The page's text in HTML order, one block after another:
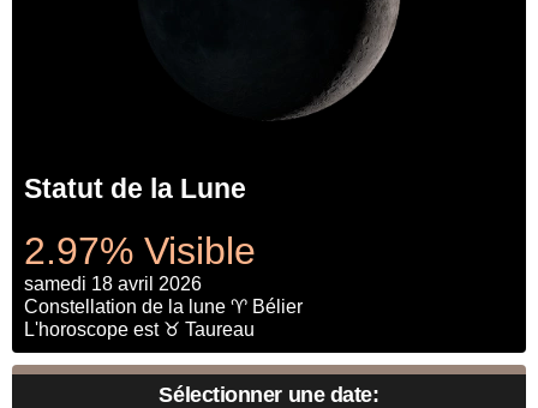
Statut de la Lune
2.97% Visible
samedi 18 avril 2026
Constellation de la lune ♈ Bélier
L'horoscope est ♉ Taureau
Sélectionner une date: